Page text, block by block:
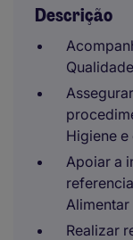
Descrição
Higiene
Apoiar a
Alimentar
Realizar